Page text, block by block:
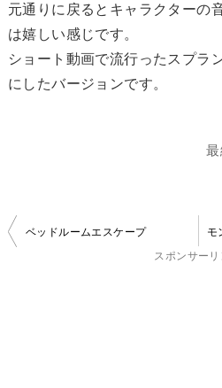
元通りに戻るとキャラクターの
は嬉しい感じです。
ショート動画で流行ったスプラ
にしたバージョンです。
最
投
ベッドルームエスケープ
スポンサーリ